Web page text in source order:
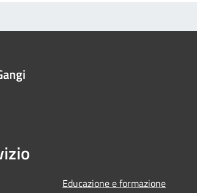
Educazione e formazione